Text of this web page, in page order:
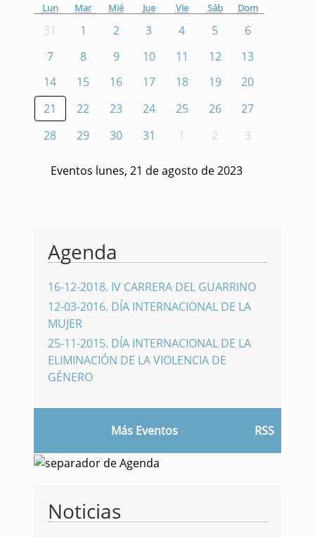
Lun Mar Mié Jue Vie Sáb Dom
31 1 2 3 4 5
6
7
8 9 10 11 12
13
14
15 16 17 18 19
20
21
22 23 24 25 26
27
28
29 30 31 1 2 3
Eventos lunes, 21 de agosto de 2023
Agenda
16-12-2018. IV CARRERA DEL GUARRINO
12-03-2016. DÍA INTERNACIONAL DE LA
MUJER
25-11-2015. DÍA INTERNACIONAL DE LA
ELIMINACIÓN DE LA VIOLENCIA DE
GÉNERO
Más Eventos RSS
Noticias